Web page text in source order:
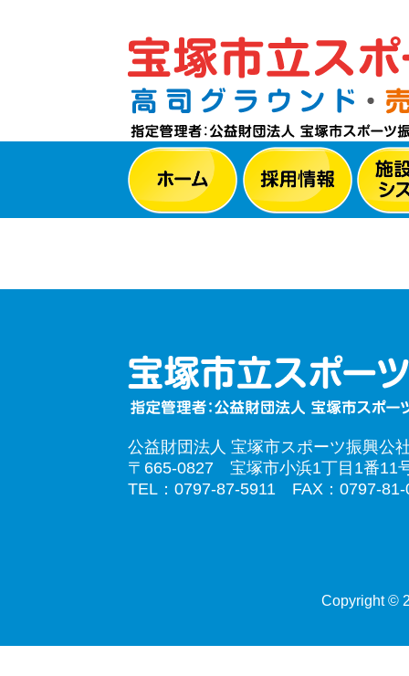
公益財団法人 宝塚市スポーツ振興公
〒665-0827 宝塚市小浜1丁目1番11
TEL：0797-87-5911 FAX：0797-81-
Copyright ©